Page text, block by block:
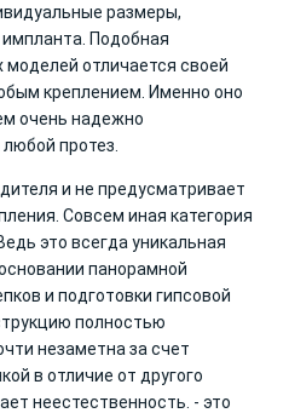
размеры,
Подобная
моделей отличается своей
креплением. Именно оно
очень надежно
протез.
и не предусматривает
Совсем иная категория
это всегда уникальная
панорамной
и подготовки гипсовой
полностью
незаметна за счет
в отличие от другого
неестественность. - это